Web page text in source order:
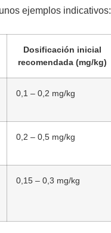
ejemplos indicativos:
Dosificación inicial
recomendada (mg/kg)
0,1 – 0,2 mg/kg
0,2 – 0,5 mg/kg
0,15 – 0,3 mg/kg